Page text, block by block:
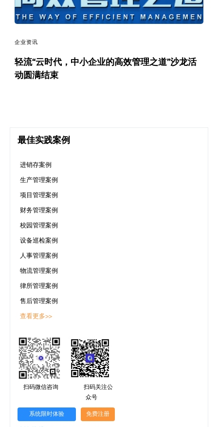
企业资讯
轻流“云时代，中小企业的高效管理之道”沙龙活
动圆满结束
最佳实践案例
进销存案例
生产管理案例
项目管理案例
财务管理案例
校园管理案例
设备巡检案例
人事管理案例
物流管理案例
律所管理案例
售后管理案例
查看更多>>
扫码微信咨询
扫码关注公
众号
系统限时体验 免费注册